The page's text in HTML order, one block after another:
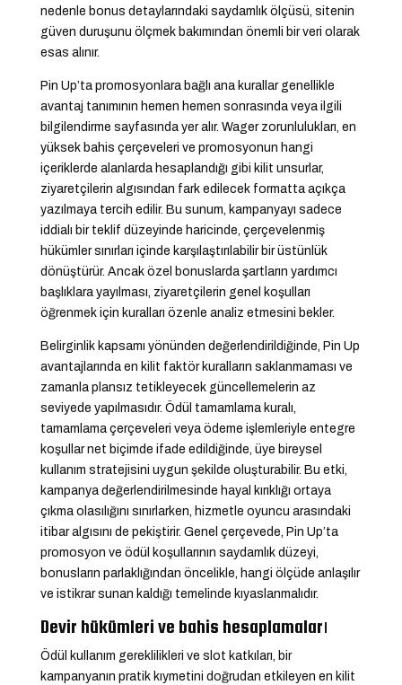
nedenle bonus detaylarındaki saydamlık ölçüsü, sitenin
güven duruşunu ölçmek bakımından önemli bir veri olarak
esas alınır.
Pin Up’ta promosyonlara bağlı ana kurallar genellikle
avantaj tanımının hemen hemen sonrasında veya ilgili
bilgilendirme sayfasında yer alır. Wager zorunlulukları, en
yüksek bahis çerçeveleri ve promosyonun hangi
içeriklerde alanlarda hesaplandığı gibi kilit unsurlar,
ziyaretçilerin algısından fark edilecek formatta açıkça
yazılmaya tercih edilir. Bu sunum, kampanyayı sadece
iddialı bir teklif düzeyinde haricinde, çerçevelenmiş
hükümler sınırları içinde karşılaştırılabilir bir üstünlük
dönüştürür. Ancak özel bonuslarda şartların yardımcı
başlıklara yayılması, ziyaretçilerin genel koşulları
öğrenmek için kuralları özenle analiz etmesini bekler.
Belirginlik kapsamı yönünden değerlendirildiğinde, Pin Up
avantajlarında en kilit faktör kuralların saklanmaması ve
zamanla plansız tetikleyecek güncellemelerin az
seviyede yapılmasıdır. Ödül tamamlama kuralı,
tamamlama çerçeveleri veya ödeme işlemleriyle entegre
koşullar net biçimde ifade edildiğinde, üye bireysel
kullanım stratejisini uygun şekilde oluşturabilir. Bu etki,
kampanya değerlendirilmesinde hayal kırıklığı ortaya
çıkma olasılığını sınırlarken, hizmetle oyuncu arasındaki
itibar algısını de pekiştirir. Genel çerçevede, Pin Up’ta
promosyon ve ödül koşullarının saydamlık düzeyi,
bonusların parlaklığından öncelikle, hangi ölçüde anlaşılır
ve istikrar sunan kaldığı temelinde kıyaslanmalıdır.
Devir hükümleri ve bahis hesaplamaları
Ödül kullanım gereklilikleri ve slot katkıları, bir
kampanyanın pratik kıymetini doğrudan etkileyen en kilit